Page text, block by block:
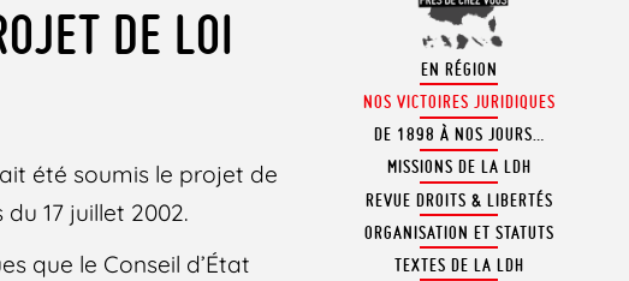
DE LOI
été soumis le projet de
17 juillet 2002.
que le Conseil d’État
EN RÉGION
NOS VICTOIRES JURIDIQUES
DE 1898 À NOS JOURS…
MISSIONS DE LA LDH
REVUE DROITS & LIBERTÉS
ORGANISATION ET STATUTS
TEXTES DE LA LDH